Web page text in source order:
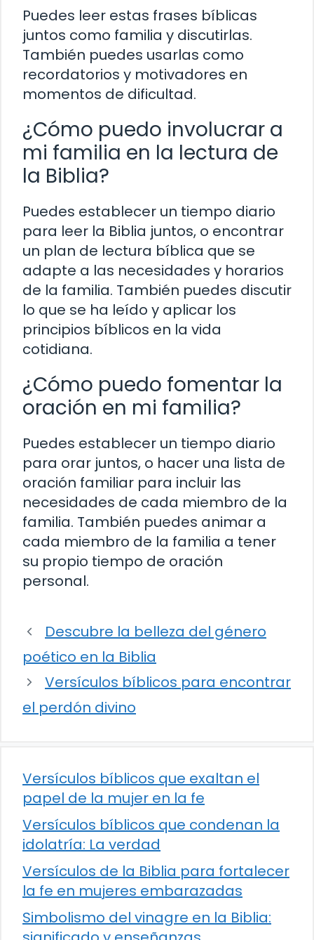
Puedes leer estas frases bíblicas
juntos como familia y discutirlas.
También puedes usarlas como
recordatorios y motivadores en
momentos de dificultad.
¿Cómo puedo involucrar a
mi familia en la lectura de
la Biblia?
Puedes establecer un tiempo diario
para leer la Biblia juntos, o encontrar
un plan de lectura bíblica que se
adapte a las necesidades y horarios
de la familia. También puedes discutir
lo que se ha leído y aplicar los
principios bíblicos en la vida
cotidiana.
¿Cómo puedo fomentar la
oración en mi familia?
Puedes establecer un tiempo diario
para orar juntos, o hacer una lista de
oración familiar para incluir las
necesidades de cada miembro de la
familia. También puedes animar a
cada miembro de la familia a tener
su propio tiempo de oración
personal.
Descubre la belleza del género
poético en la Biblia
Versículos bíblicos para encontrar
el perdón divino
Versículos bíblicos que exaltan el
papel de la mujer en la fe
Versículos bíblicos que condenan la
idolatría: La verdad
Versículos de la Biblia para fortalecer
la fe en mujeres embarazadas
Simbolismo del vinagre en la Biblia: